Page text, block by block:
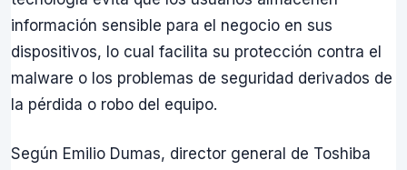
información sensible para el negocio en sus
dispositivos, lo cual facilita su protección contra el
malware o los problemas de seguridad derivados de
la pérdida o robo del equipo.
Según Emilio Dumas, director general de Toshiba